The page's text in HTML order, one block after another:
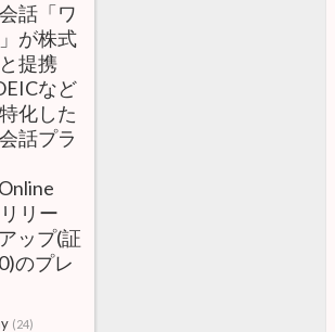
話「ワ
が株式
提携
など
化した
話プラ
リー
ップ(証
のプレ
(24)